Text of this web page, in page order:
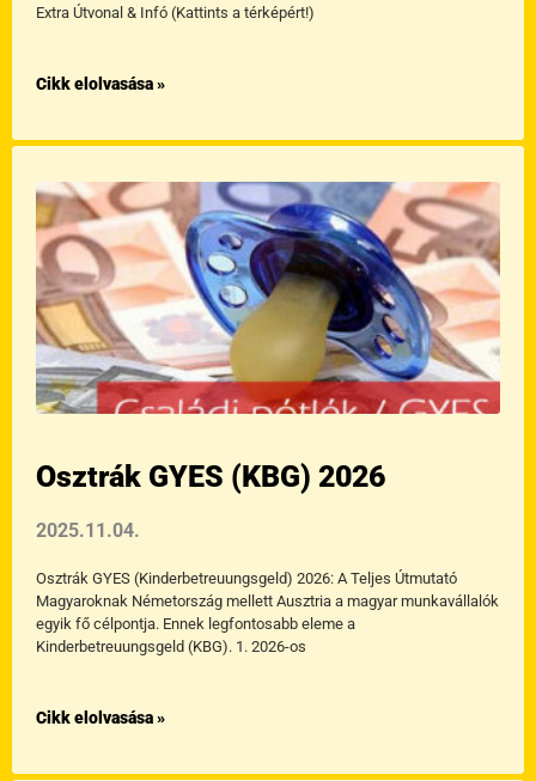
Extra Útvonal & Infó (Kattints a térképért!)
Cikk elolvasása »
Osztrák GYES (KBG) 2026
2025.11.04.
Osztrák GYES (Kinderbetreuungsgeld) 2026: A Teljes Útmutató
Magyaroknak Németország mellett Ausztria a magyar munkavállalók
egyik fő célpontja. Ennek legfontosabb eleme a
Kinderbetreuungsgeld (KBG). 1. 2026-os
Cikk elolvasása »